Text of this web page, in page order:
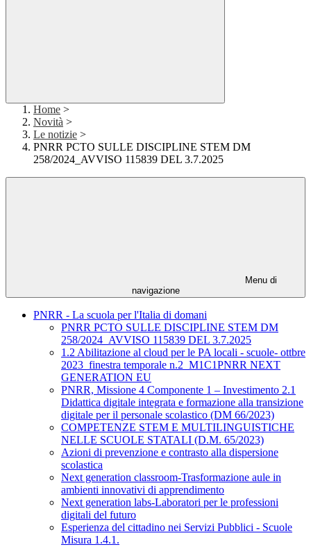
Home >
Novità >
Le notizie >
PNRR PCTO SULLE DISCIPLINE STEM DM
258/2024_AVVISO 115839 DEL 3.7.2025
Menu di
navigazione
PNRR - La scuola per l'Italia di domani
PNRR PCTO SULLE DISCIPLINE STEM DM
258/2024_AVVISO 115839 DEL 3.7.2025
1.2 Abilitazione al cloud per le PA locali - scuole- ottbre
2023_finestra temporale n.2_M1C1PNRR NEXT
GENERATION EU
PNRR, Missione 4 Componente 1 – Investimento 2.1
Didattica digitale integrata e formazione alla transizione
digitale per il personale scolastico (DM 66/2023)
COMPETENZE STEM E MULTILINGUISTICHE
NELLE SCUOLE STATALI (D.M. 65/2023)
Azioni di prevenzione e contrasto alla dispersione
scolastica
Next generation classroom-Trasformazione aule in
ambienti innovativi di apprendimento
Next generation labs-Laboratori per le professioni
digitali del futuro
Esperienza del cittadino nei Servizi Pubblici - Scuole
Misura 1.4.1.